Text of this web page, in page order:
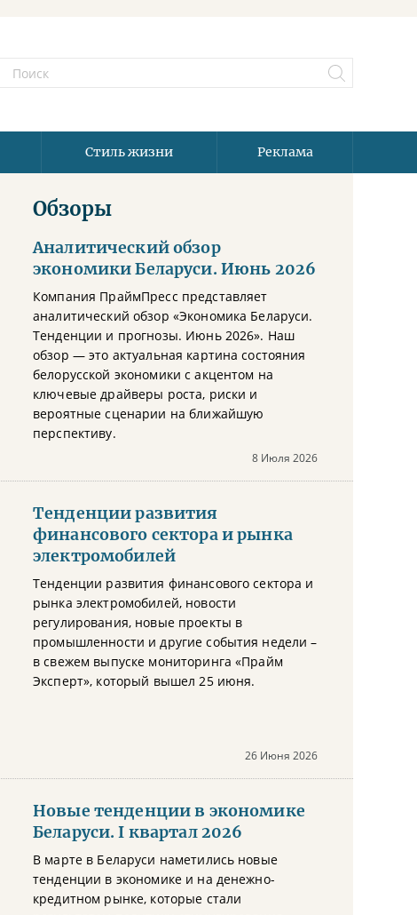
Стиль жизни Реклама
Обзоры
Аналитический обзор
экономики Беларуси. Июнь 2026
Компания ПраймПресс представляет
аналитический обзор «Экономика Беларуси.
Тенденции и прогнозы. Июнь 2026». Наш
обзор — это актуальная картина состояния
белорусской экономики с акцентом на
ключевые драйверы роста, риски и
вероятные сценарии на ближайшую
перспективу.
8 Июля 2026
Тенденции развития
финансового сектора и рынка
электромобилей
Тенденции развития финансового сектора и
рынка электромобилей, новости
регулирования, новые проекты в
промышленности и другие события недели –
в свежем выпуске мониторинга «Прайм
Эксперт», который вышел 25 июня.
26 Июня 2026
Новые тенденции в экономике
Беларуси. I квартал 2026
В марте в Беларуси наметились новые
тенденции в экономике и на денежно-
кредитном рынке, которые стали